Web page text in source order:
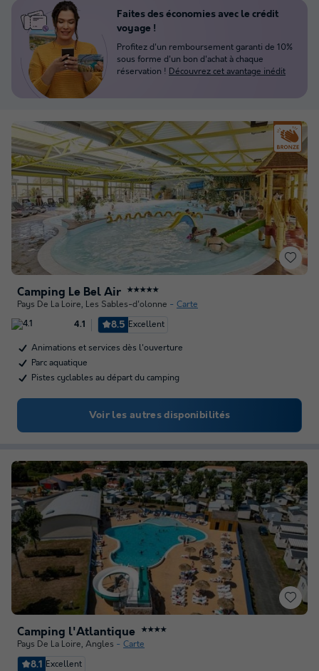
Camping Le Bel Air ★★★★★
Pays De La Loire, Les Sables-d'olonne Carte
4.1 8.5 Excellent
Animations et services dès l'ouverture
Parc aquatique
Pistes cyclables au départ du camping
Voir les autres disponibilités
Camping l'Atlantique ★★★★
Pays De La Loire, Angles Carte
8.1 Excellent
Faites des économies avec le crédit
voyage !
Profitez d'un remboursement garanti de 10%
sous forme d'un bon d'achat à chaque
réservation ! Découvrez cet avantage inédit